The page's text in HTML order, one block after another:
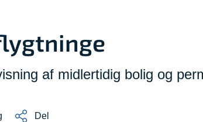
af midlertidig bolig og
Del